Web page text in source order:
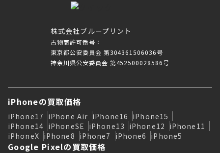
株式会社ブループリント
古物商許可番号：
東京都公安委員会 第304361506036号
神奈川県公安委員会 第452500028586号
iPhoneの買取価格
iPhone17 iPhone Air iPhone16 iPhone15
iPhone14 iPhoneSE iPhone13 iPhone12 iPhone11
iPhoneX iPhone8 iPhone7 iPhone6 iPhone5
Google Pixelの買取価格